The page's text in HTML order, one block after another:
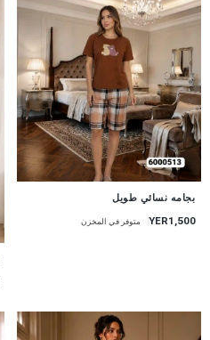
بجامه نسائي طويل
YER1,500 متوفر في المخزن